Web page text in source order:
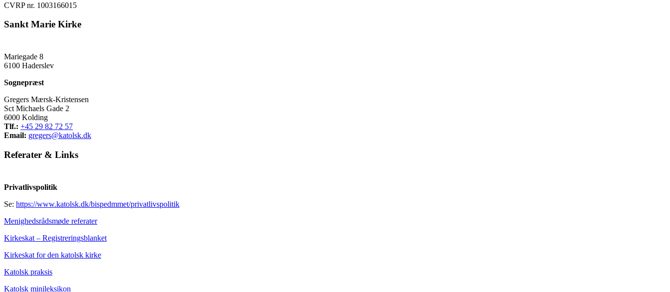
CVRP nr. 1003166015
Sankt Marie Kirke
Mariegade 8
6100 Haderslev
Sognepræst
Gregers Mærsk-Kristensen
Sct Michaels Gade 2
6000 Kolding
Tlf.: +45 29 82 72 57
Email: gregers@katolsk.dk
Referater & Links
Privatlivspolitik
Se: https://www.katolsk.dk/bispedmmet/privatlivspolitik
Menighedsrådsmøde referater
Kirkeskat – Registreringsblanket
Kirkeskat for den katolsk kirke
Katolsk praksis
Katolsk minileksikon